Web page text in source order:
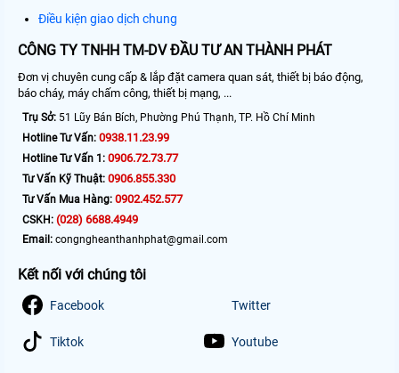
Điều kiện giao dịch chung
CÔNG TY TNHH TM-DV ĐẦU TƯ AN THÀNH PHÁT
Đơn vị chuyên cung cấp & lắp đặt camera quan sát, thiết bị báo động,
báo cháy, máy chấm công, thiết bị mạng, ...
Trụ Sở: 51 Lũy Bán Bích, Phường Phú Thạnh, TP. Hồ Chí Minh
Hotline Tư Vấn: 0938.11.23.99
Hotline Tư Vấn 1: 0906.72.73.77
Tư Vấn Kỹ Thuật: 0906.855.330
Tư Vấn Mua Hàng: 0902.452.577
CSKH: (028) 6688.4949
Email: congngheanthanhphat@gmail.com
Kết nối với chúng tôi
Facebook Twitter
Tiktok Youtube